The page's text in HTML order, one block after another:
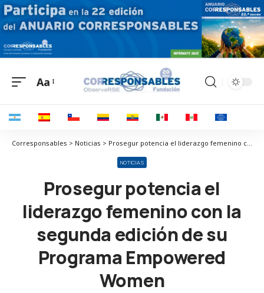
Aa
Corresponsables > Noticias > Prosegur potencia el liderazgo femenino con la segunda edición de su Programa Empowered Women
NOTICIAS
Prosegur potencia el
liderazgo femenino con la
segunda edición de su
Programa Empowered
Women